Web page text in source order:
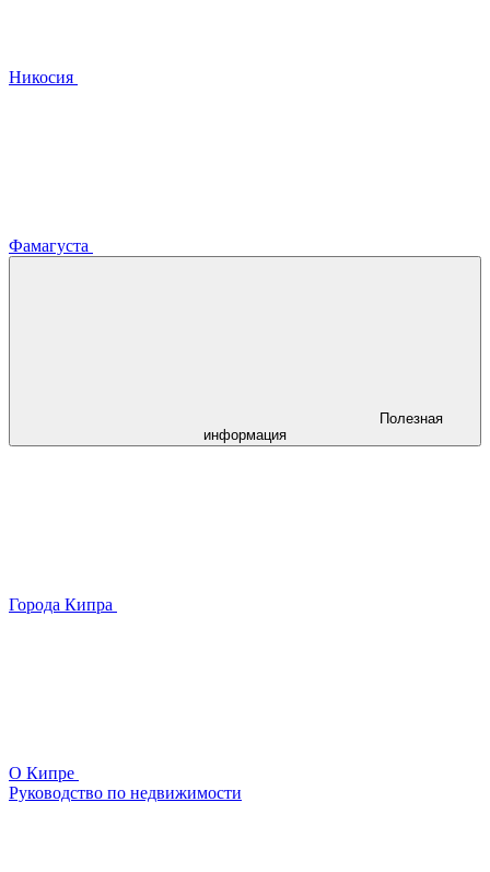
Никосия
Фамагуста
Полезная
информация
Города Кипра
О Кипре
Руководство по недвижимости